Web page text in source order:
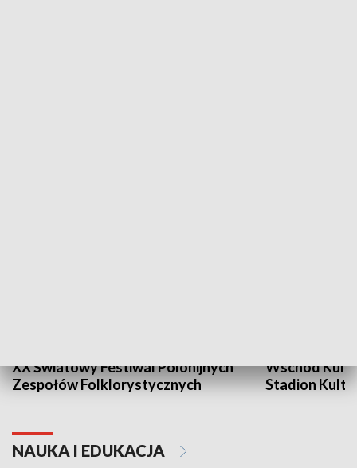
XX Światowy Festiwal Polonijnych
Zespołów Folklorystycznych
Wschód
Stadion
NAUKA I EDUKACJA